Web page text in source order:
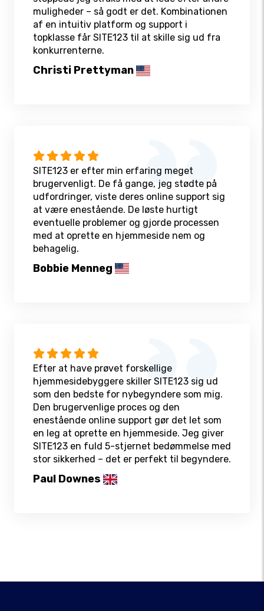
muligheder – så godt er det. Kombinationen
af en intuitiv platform og support i
topklasse får SITE123 til at skille sig ud fra
konkurrenterne.
Christi Prettyman
SITE123 er efter min erfaring meget
brugervenligt. De få gange, jeg stødte på
udfordringer, viste deres online support sig
at være enestående. De løste hurtigt
eventuelle problemer og gjorde processen
med at oprette en hjemmeside nem og
behagelig.
Bobbie Menneg
Efter at have prøvet forskellige
hjemmesidebyggere skiller SITE123 sig ud
som den bedste for nybegyndere som mig.
Den brugervenlige proces og den
enestående online support gør det let som
en leg at oprette en hjemmeside. Jeg giver
SITE123 en fuld 5-stjernet bedømmelse med
stor sikkerhed – det er perfekt til begyndere.
Paul Downes